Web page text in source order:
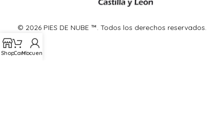
© 2026 PIES DE NUBE ™. Todos los derechos reservados.
ShopCarroMi cuenta